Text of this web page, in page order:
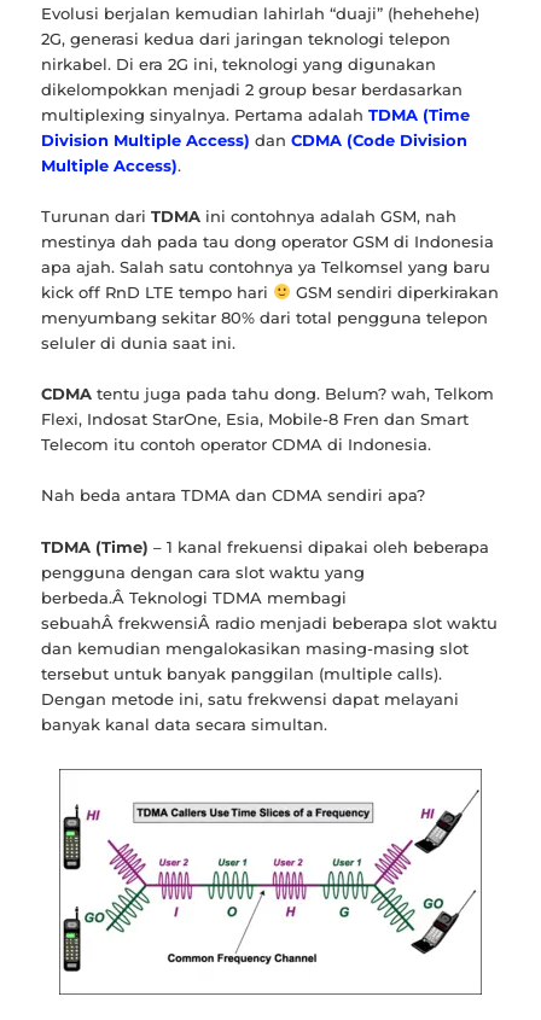
Evolusi berjalan kemudian lahirlah “duaji” (hehehehe)
2G, generasi kedua dari jaringan teknologi telepon
nirkabel. Di era 2G ini, teknologi yang digunakan
dikelompokkan menjadi 2 group besar berdasarkan
multiplexing sinyalnya. Pertama adalahTDMA (Time
Division Multiple Access) danCDMA (Code Division
Multiple Access).
Turunan dariTDMA ini contohnya adalah GSM, nah
mestinya dah pada tau dong operator GSM di Indonesia
apa ajah. Salah satu contohnya ya Telkomsel yang baru
kick off RnD LTE tempo hari
GSM sendiri diperkirakan
menyumbang sekitar 80% dari total pengguna telepon
seluler di dunia saat ini.
CDMA tentu juga pada tahu dong. Belum? wah, Telkom
Flexi, Indosat StarOne, Esia, Mobile-8 Fren dan Smart
Telecom itu contoh operator CDMA di Indonesia.
Nah beda antara TDMA dan CDMA sendiri apa?
TDMA (Time) – 1 kanal frekuensi dipakai oleh beberapa
pengguna dengan cara slot waktu yang
berbeda.Â Teknologi TDMA membagi
sebuahÂ frekwensiÂ radio menjadi beberapa slot waktu
dan kemudian mengalokasikan masing-masing slot
tersebut untuk banyak panggilan (multiple calls).
Dengan metode ini, satu frekwensi dapat melayani
banyak kanal data secara simultan.